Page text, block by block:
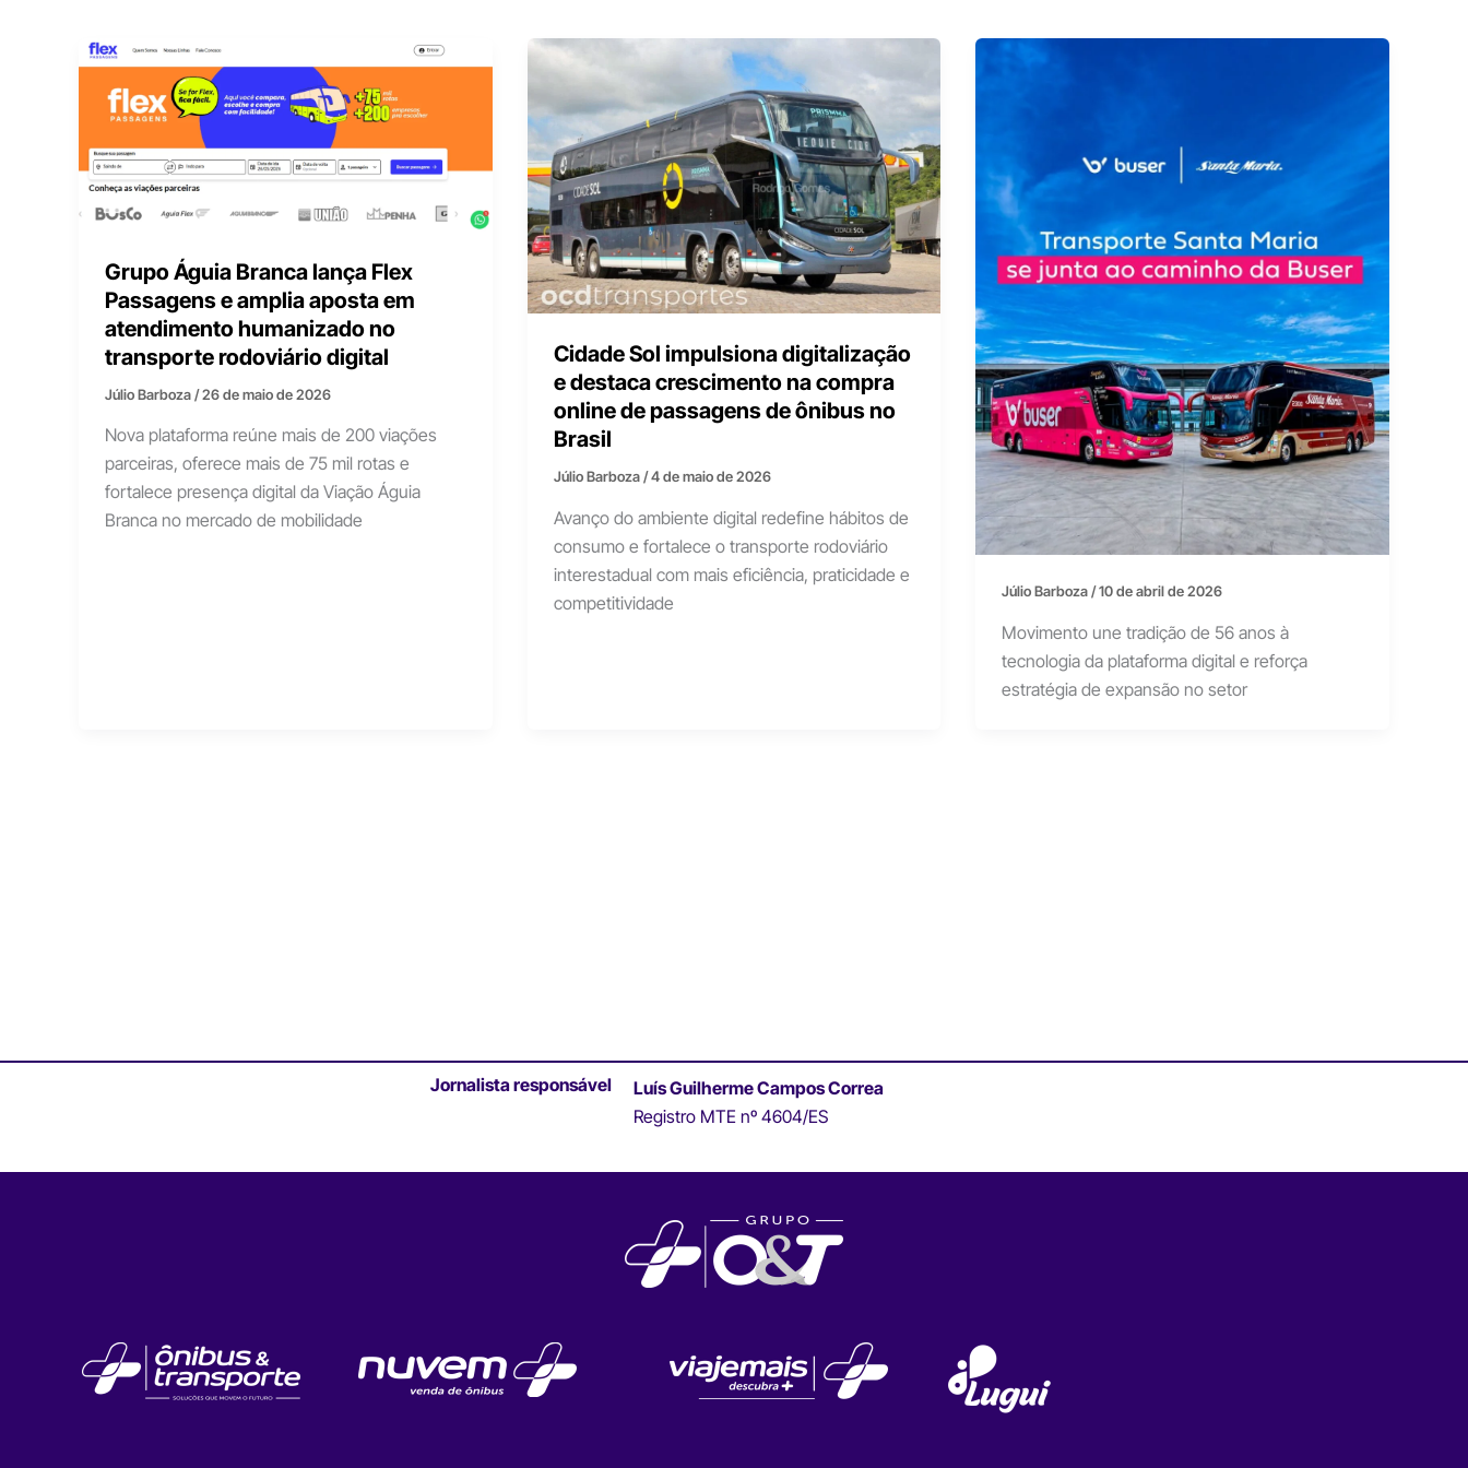
Grupo Águia Branca lança Flex
Passagens e amplia aposta em
atendimento humanizado no
transporte rodoviário digital
Júlio Barboza/26 de maio de 2026
Nova plataforma reúne mais de 200 viações
parceiras, oferece mais de 75 mil rotas e
fortalece presença digital da Viação Águia
Branca no mercado de mobilidade
Cidade Sol impulsiona digitalização
e destaca crescimento na compra
online de passagens de ônibus no
Brasil
Júlio Barboza/4 de maio de 2026
Avanço do ambiente digital redefine hábitos de
consumo e fortalece o transporte rodoviário
interestadual com mais eficiência, praticidade e
competitividade
Júlio Barboza/10 de abril de 2026
Movimento une tradição de 56 anos à
tecnologia da plataforma digital e reforça
estratégia de expansão no setor
Jornalista responsável
Luís Guilherme Campos Correa
Registro MTE nº 4604/ES